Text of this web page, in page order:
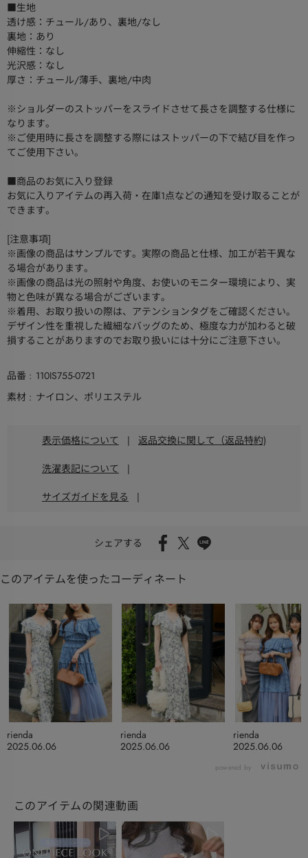
■生地
透け感：チュール/あり、裏地/なし
裏地：あり
伸縮性：なし
光沢感：なし
厚さ：チュール/薄手、裏地/中肉
※ショルダーのストッパーをスライドさせて長さを調整する仕様に
なります。
※ご使用時に長さを調整する際にはストッパーの下で結び目を作っ
てご使用下さい。
■商品のお気に入り登録
お気に入りアイテムの再入荷・在庫1点などの通知を受け取ることが
できます。
[注意事項]
※画像の商品はサンプルです。実際の商品と仕様、加工が若干異な
る場合があります。
※画像の商品は光の照射や角度、お使いのモニター環境により、実
物と色味が異なる場合がございます。
※着用、お取り扱いの際は、アテンションタグをご確認ください。
デザイン性を重視した繊細なバッグのため、極度な力が加わると破
損することがありますのでお取り扱いには十分にご注意下さい。
品番
110IS755-0721
素材
ナイロン、ポリエステル
表示価格について | 返品交換に関して（返品特約)
洗濯表記について |
サイズガイドを見る |
シェアする
このアイテムを使ったコーディネート
2025.06.06
rienda
2025.06.06
rienda
2025.06.06
rienda
powered by
このアイテムの関連動画